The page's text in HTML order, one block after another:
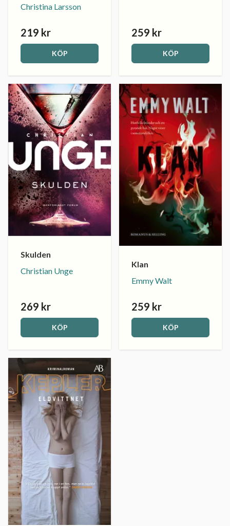
Christina Larsson
219 kr
KÖP
259 kr
KÖP
Skulden
Christian Unge
269 kr
KÖP
Klan
Emmy Walt
259 kr
KÖP